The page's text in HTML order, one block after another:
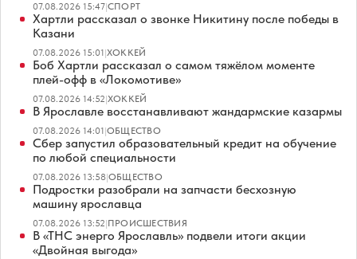
07.08.2026 15:47|СПОРТ
Хартли рассказал о звонке Никитину после победы в
Казани
07.08.2026 15:01|ХОККЕЙ
Боб Хартли рассказал о самом тяжёлом моменте
плей-офф в «Локомотиве»
07.08.2026 14:52|ХОККЕЙ
В Ярославле восстанавливают жандармские казармы
07.08.2026 14:01|ОБЩЕСТВО
Сбер запустил образовательный кредит на обучение
по любой специальности
07.08.2026 13:58|ОБЩЕСТВО
Подростки разобрали на запчасти бесхозную
машину ярославца
07.08.2026 13:52|ПРОИСШЕСТВИЯ
В «ТНС энерго Ярославль» подвели итоги акции
«Двойная выгода»